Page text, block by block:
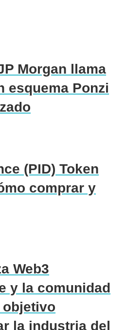
Morgan llama
esquema Ponzi
(PID) Token
comprar y
Web3
y la comunidad
la industria del